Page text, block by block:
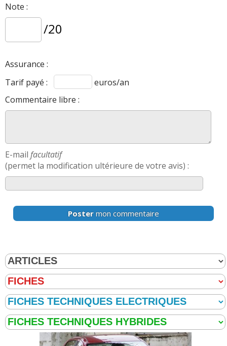
Note :
/20
Assurance :
Tarif payé :
euros/an
Commentaire libre :
E-mail facultatif
(permet la modification ultérieure de votre avis) :
Poster mon commentaire